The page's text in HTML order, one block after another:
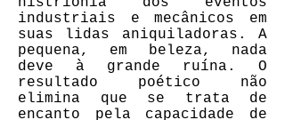
industriais e mecânicos em
suas lidas aniquiladoras. A
pequena, em beleza, nada
deve à grande ruína. O
resultado poético não
elimina que se trata de
encanto pela capacidade de